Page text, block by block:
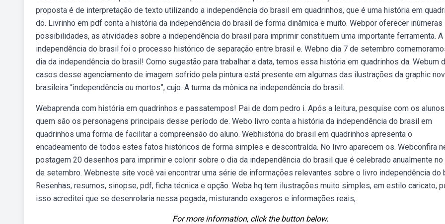
proposta é de interpretação de texto utilizando a independência do brasil em quadrinhos, que é uma história em
do. Livrinho em pdf conta a história da independência do brasil de forma dinâmica e muito. Webpor oferecer inúmeras
possibilidades, as atividades sobre a independência do brasil para imprimir constituem uma importante ferramenta. A
independência do brasil foi o processo histórico de separação entre brasil e. Webno dia 7 de setembro
dia da independência do brasil! Como sugestão para trabalhar a data, temos essa história em quadrinhos da. Webum
casos desse agenciamento de imagem sofrido pela pintura está presente em algumas das ilustrações da graphic
brasileira “independência ou mortos”, cujo. A turma da mônica na independência do brasil.
Webaprenda com história em quadrinhos e passatempos! Pai de dom pedro i. Após a leitura, pesquise com os alunos
quem são os personagens principais desse período de. Webo livro conta a história da independência do brasil em
quadrinhos uma forma de facilitar a compreensão do aluno. Webhistória do brasil em quadrinhos apresenta o
encadeamento de todos estes fatos históricos de forma simples e descontraída. No livro aparecem os. Webconfira
postagem 20 desenhos para imprimir e colorir sobre o dia da independência do brasil que é celebrado anualmente no
de setembro. Webneste site você vai encontrar uma série de informações relevantes sobre o livro independência do
Resenhas, resumos, sinopse, pdf, ficha técnica e opção. Weba hq tem ilustrações muito simples, em estilo caricato,
isso acreditei que se desenrolaria nessa pegada, misturando exageros e informações reais,.
For more information, click the button below.